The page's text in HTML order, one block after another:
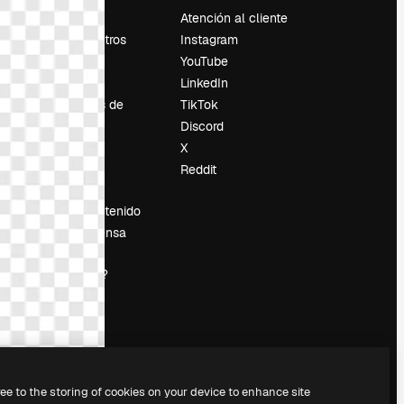
Sobre nosotros
Empleo
Tendencias de
búsqueda
Blog
Eventos
Slidesgo
Vender contenido
Sala de prensa
¿Buscas
magnific.ai?
Atención al cliente
Instagram
YouTube
LinkedIn
TikTok
Discord
X
Reddit
to the storing of cookies on your device to enhance site